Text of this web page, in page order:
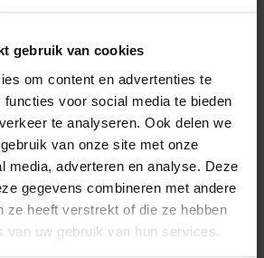
gebruik van cookies
om content en advertenties te
functies voor social media te bieden
te analyseren. Ook delen we
van onze site met onze
media, adverteren en analyse. Deze
gegevens combineren met andere
ze heeft verstrekt of die ze hebben
van uw gebruik van hun services.
| XLR kabeldeel 5 pin pen zwarte
XX
Login voor prijzen